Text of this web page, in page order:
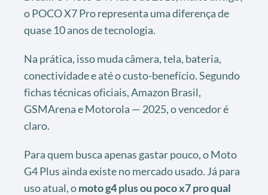
o POCO X7 Pro representa uma diferença de
quase 10 anos de tecnologia.
Na prática, isso muda câmera, tela, bateria,
conectividade e até o custo-benefício. Segundo
fichas técnicas oficiais, Amazon Brasil,
GSMArena e Motorola — 2025, o vencedor é
claro.
Para quem busca apenas gastar pouco, o Moto
G4 Plus ainda existe no mercado usado. Já para
uso atual, omoto g4 plus ou poco x7 pro qual